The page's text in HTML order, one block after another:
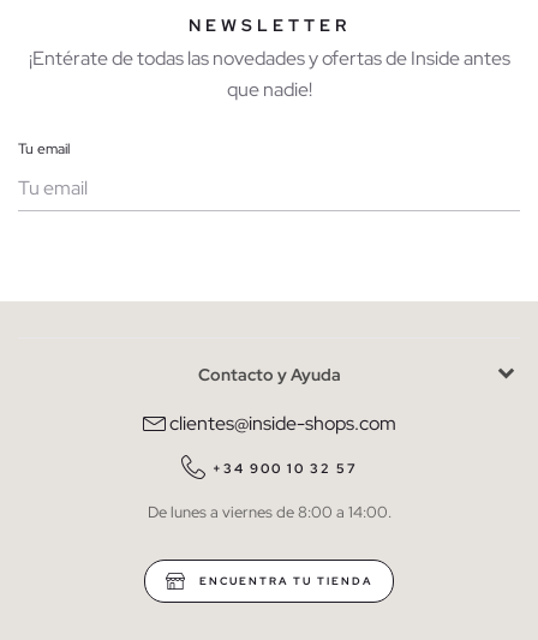
NEWSLETTER
¡Entérate de todas las novedades y ofertas de Inside antes
que nadie!
Tu email
He leído y entiendo lapolítica de privacidad
QUIERO SUSCRIBIRME
* Puedes cancelar la suscripción en cualquier momento.
Contacto y Ayuda
clientes@inside-shops.com
+34 900 10 32 57
De lunes a viernes de 8:00 a 14:00.
ENCUENTRA TU TIENDA